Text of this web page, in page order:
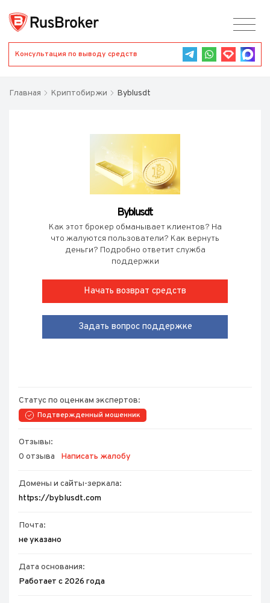
Консультация по выводу средств
Главная Криптобиржи Byblusdt
Byblusdt
Как этот брокер обманывает клиентов? На
что жалуются пользователи? Как вернуть
деньги? Подробно ответит служба
поддержки
Начать возврат средств
Задать вопрос поддержке
Статус по оценкам экспертов:
Подтвержденный мошенник
Отзывы:
0 отзыва
Написать жалобу
Домены и сайты-зеркала:
https://byblusdt.com
Почта:
не указано
Дата основания:
Работает с 2026 года